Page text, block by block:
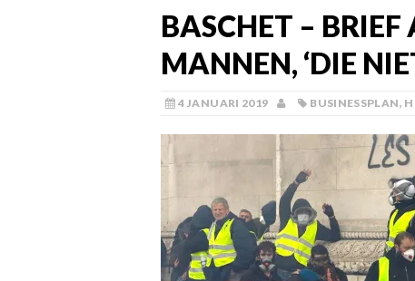
BASCHET –
MANNEN, ‘DIE
4 JANUARI 2019 BUSINESSPLAN,